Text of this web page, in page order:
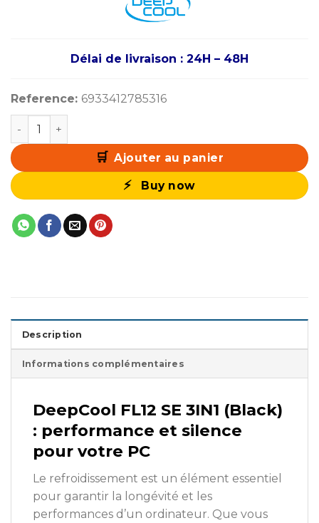
Délai de livraison : 24H – 48H
Reference: 6933412785316
quantité de DeepCool FL12 SE 3IN1 (Black)
Ajouter au panier
Buy now
Description
Informations complémentaires
DeepCool FL12 SE 3IN1 (Black)
: performance et silence
pour votre PC
Le refroidissement est un élément essentiel
pour garantir la longévité et les
performances d’un ordinateur. Que vous